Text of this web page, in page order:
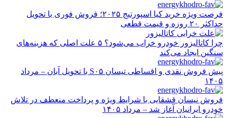
فرصت ویژه خرید کیا اسپورتیج ۲۰۲۵؛ فروش فوری با تحویل
حداکثر ۲۰ روزه و قیمت قطعی
چرا کاتالیزور خودرو خراب می‌شود؟ ۵ علت اصلی که هزینه‌های
سنگین ایجاد می‌کند
پیش فروش نقدی و اقساطی تیسان S۰۵ با تحویل آبان – مرداد
۱۴۰۵
فروش نیسان قشقایی با شرایط ویژه و پرداخت منعطف در تلاش
خودرو ایرانیان آغاز شد – مرداد ۱۴۰۵